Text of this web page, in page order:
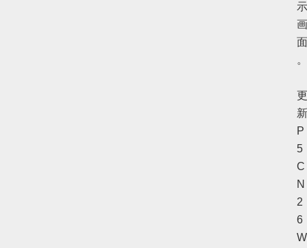
示
画
面
。
更
新
P
5
C
N
2
6
W